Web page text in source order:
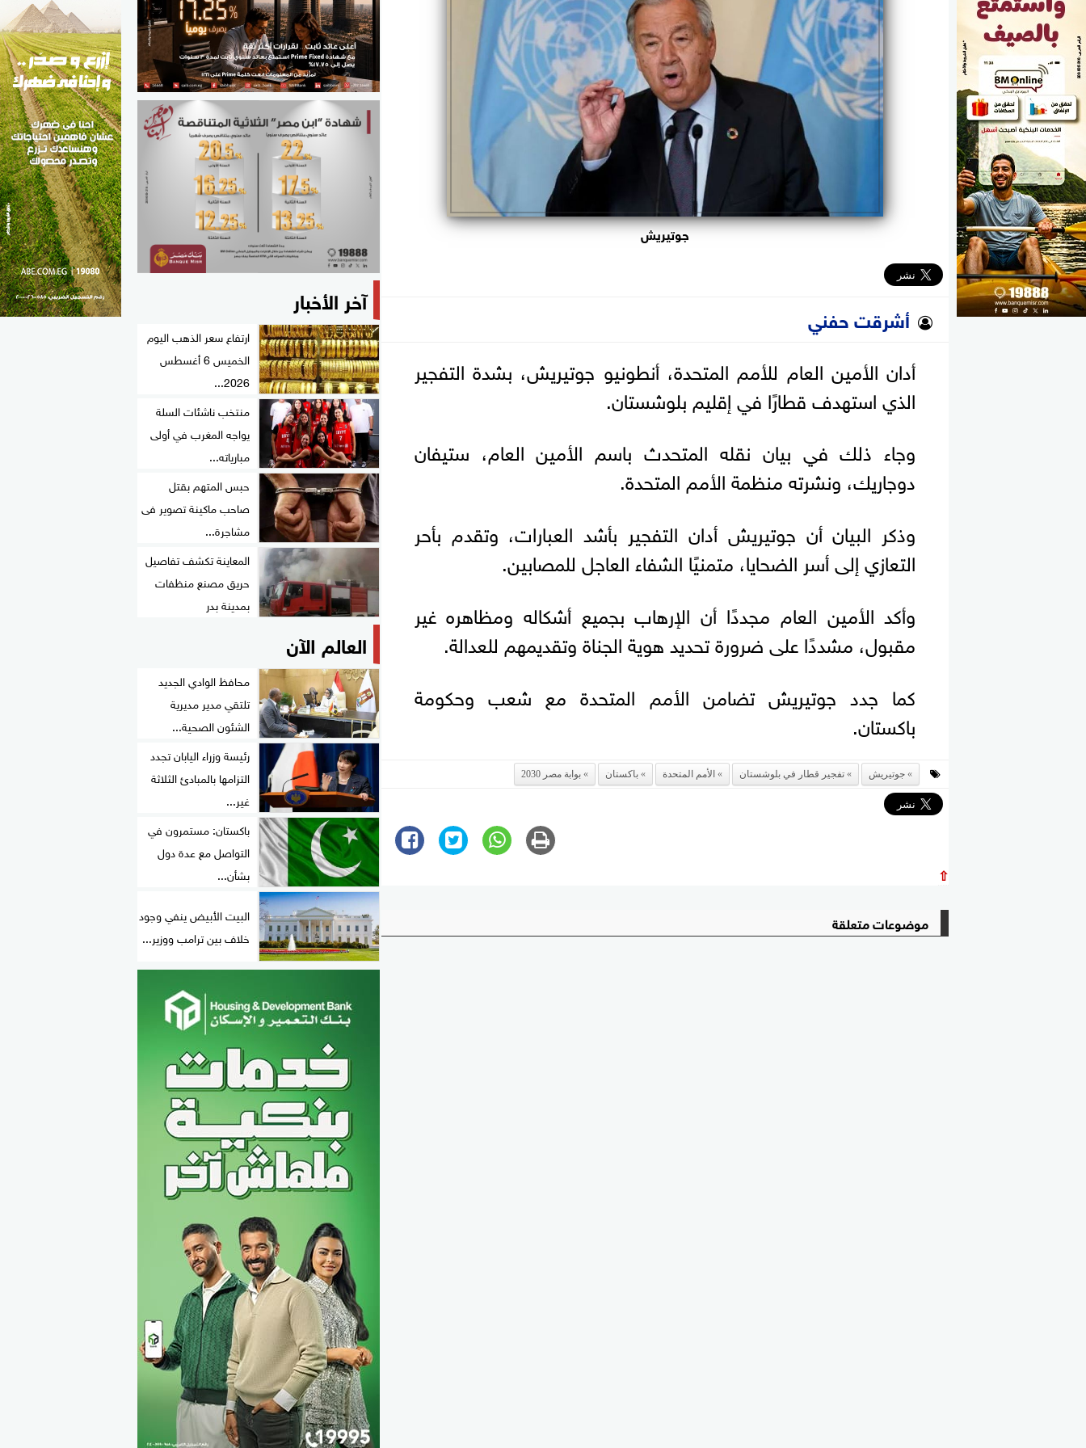
مواهب مصر
جوتيريش
أشرقت حفني
أدان الأمين العام للأمم المتحدة، أنطونيو جوتيريش، بشدة التفجير
الذي استهدف قطارًا في إقليم بلوشستان.
وجاء ذلك في بيان نقله المتحدث باسم الأمين العام، ستيفان
دوجاريك، ونشرته منظمة الأمم المتحدة.
وذكر البيان أن جوتيريش أدان التفجير بأشد العبارات، وتقدم بأحر
التعازي إلى أسر الضحايا، متمنيًا الشفاء العاجل للمصابين.
وأكد الأمين العام مجددًا أن الإرهاب بجميع أشكاله ومظاهره غير
مقبول، مشددًا على ضرورة تحديد هوية الجناة وتقديمهم للعدالة.
كما جدد جوتيريش تضامن الأمم المتحدة مع شعب وحكومة
باكستان.
جوتيريش تفجير قطار في بلوشستان الأمم المتحدة باكستان بوابة مصر 2030
⇧
موضوعات متعلقة
آخر الأخبار
ارتفاع سعر الذهب اليوم
الخميس 6 أغسطس
2026...
منتخب ناشئات السلة
يواجه المغرب في أولى
مبارياته...
حبس المتهم بقتل
صاحب ماكينة تصوير فى
مشاجرة...
المعاينة تكشف تفاصيل
حريق مصنع منظفات
بمدينة بدر
العالم الآن
محافظ الوادي الجديد
تلتقي مدير مديرية
الشئون الصحية...
رئيسة وزراء اليابان تجدد
التزامها بالمبادئ الثلاثة
غير...
باكستان: مستمرون في
التواصل مع عدة دول
بشأن...
البيت الأبيض ينفي وجود
خلاف بين ترامب ووزير...